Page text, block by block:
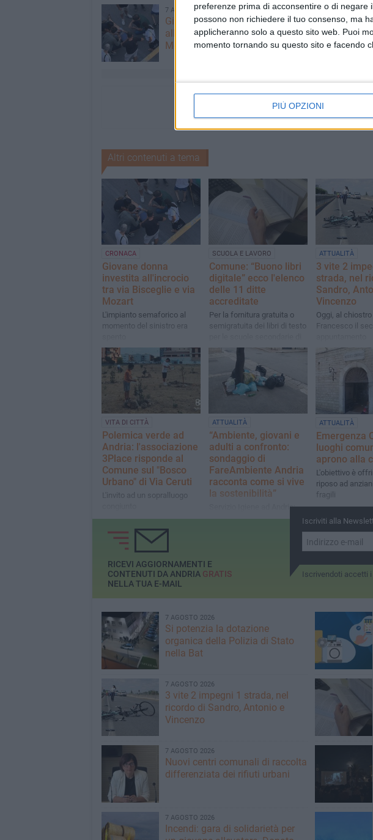
preferenze prima di acconsentire o di negare
possono non richiedere il tuo consenso, ma
applicheranno solo a questo sito web. Puoi
momento tornando su questo sito e facendo
PIÙ OPZIONI
7 AGOSTO 2026
Giovane donna investita
all'incrocio tra via Bisceglie e via
Mozart
Altri contenuti a tema
CRONACA
Giovane donna
investita all'incrocio
tra via Bisceglie e via
Mozart
L'impianto semaforico al
momento del sinistro era
SCUOLA E LAVORO
Comune: “Buono libri
digitale” ecco l'elenco
delle 11 ditte
accreditate
Per la fornitura gratuita o
semigratuita dei libri di testo
1° e di 2° grado A.S.
2026/2027
ATTUALITÀ
3 vite 2
strada, nel
Sandro,
Vincenzo
Oggi, al chiostro
Francesco il
VITA DI CITTÀ
Polemica verde ad
Andria: l'associazione
3Place risponde al
Comune sul "Bosco
Urbano" di Via Ceruti
L'invito ad un sopralluogo
ATTUALITÀ
“Ambiente, giovani e
adulti a confronto:
sondaggio di
FareAmbiente Andria
racconta come si vive
la sostenibilità”
Servizio Igiene ad Andria:
circa il 72% ritiene che il
ATTUALITÀ
Emergenza
luoghi
aprono alla
L'obiettivo è
riposo ad
fragili
Iscriviti alla
Iscrivendoti accetti i
RICEVI AGGIORNAMENTI E
CONTENUTI DA ANDRIA GRATIS
NELLA TUA E-MAIL
7 AGOSTO 2026
Si potenzia la dotazione
organica della Polizia di Stato
nella Bat
7 AGOSTO 2026
3 vite 2 impegni 1 strada, nel
ricordo di Sandro, Antonio e
Vincenzo
7 AGOSTO 2026
Nuovi centri comunali di raccolta
differenziata dei rifiuti urbani
7 AGOSTO 2026
Incendi: gara di solidarietà per